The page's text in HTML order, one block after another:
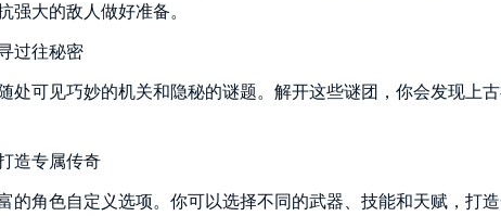
强大的敌人做好准备。
过往秘密
处可见巧妙的机关和隐秘的谜题。解开这些谜团，你会发现上
造专属传奇
的角色自定义选项。你可以选择不同的武器、技能和天赋，打